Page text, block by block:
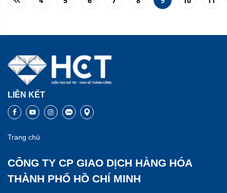
LIÊN KẾT
Trang chủ
CÔNG TY CP GIAO DỊCH HÀNG HÓA
THÀNH PHỐ HỒ CHÍ MINH